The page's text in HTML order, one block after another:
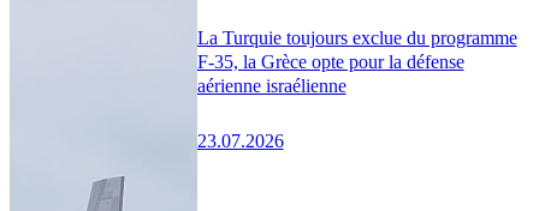
La Turquie toujours exclue du programme
F-35, la Grèce opte pour la défense
aérienne israélienne
23.07.2026